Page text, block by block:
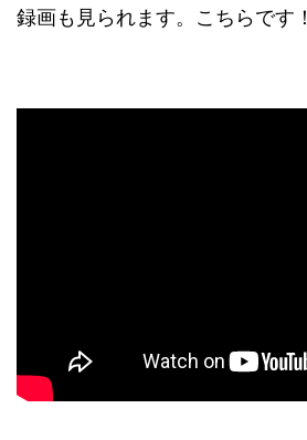
録画も見られます。こちらです！